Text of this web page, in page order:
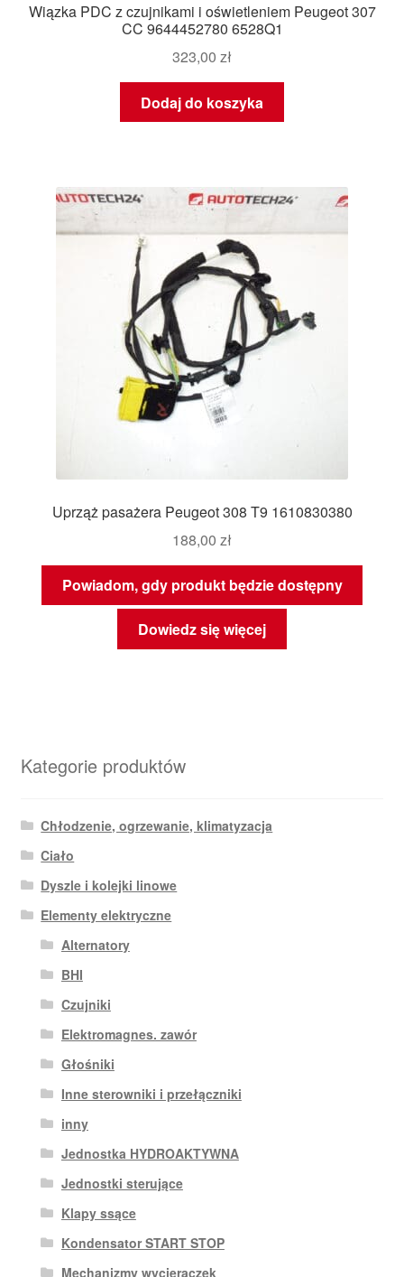
Wiązka PDC z czujnikami i oświetleniem Peugeot 307
CC 9644452780 6528Q1
323,00 zł
Dodaj do koszyka
Uprząż pasażera Peugeot 308 T9 1610830380
188,00 zł
Powiadom, gdy produkt będzie dostępny
Dowiedz się więcej
Kategorie produktów
Chłodzenie, ogrzewanie, klimatyzacja
Ciało
Dyszle i kolejki linowe
Elementy elektryczne
Alternatory
BHI
Czujniki
Elektromagnes. zawór
Głośniki
Inne sterowniki i przełączniki
inny
Jednostka HYDROAKTYWNA
Jednostki sterujące
Klapy ssące
Kondensator START STOP
Mechanizmy wycieraczek